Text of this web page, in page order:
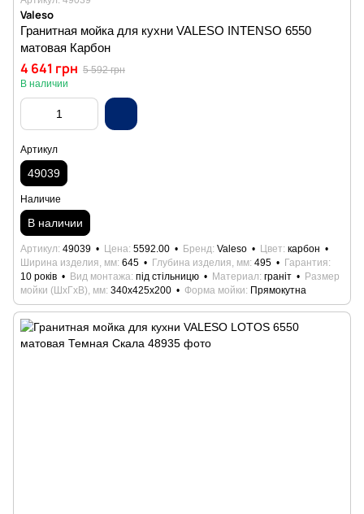
Valeso
Гранитная мойка для кухни VALESO INTENSO 6550
матовая Карбон
4 641 грн 5 592 грн
В наличии
Артикул
49039
Наличие
В наличии
Артикул 49039 Цена 5592.00 Бренд Valeso Цвет карбон
Ширина изделия, мм 645 Глубина изделия, мм 495
Гарантия
10 років
Вид монтажа під стільницю Материал граніт
Размер
мойки (ШхГхВ), мм 340x425x200 Форма мойки Прямокутна